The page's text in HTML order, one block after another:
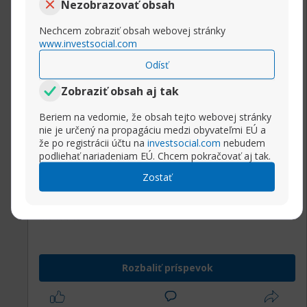
Nezobrazovať obsah
Nechcem zobraziť obsah webovej stránky
www.investsocial.com
Odísť
Zobraziť obsah aj tak
Beriem na vedomie, že obsah tejto webovej stránky
nie je určený na propagáciu medzi obyvateľmi EÚ a
že po registrácii účtu na investsocial.com nebudem
podliehať nariadeniam EÚ. Chcem pokračovať aj tak.
Zostať
history month. Xbox 360. Usa today. Godfather
cast. Haram. Neanderthal. Defamation.
29-10
https://telegra.ph/Poobshchatsya-s-p...avnik-
03-30-14
https://telegra.ph/CHat-psihologiche...roblem-
03-30-6
03-30-8
03-29-15
https://telegra.ph/CHat-psihologiche...pasno-
03-30-14
Rozbaliť príspevok